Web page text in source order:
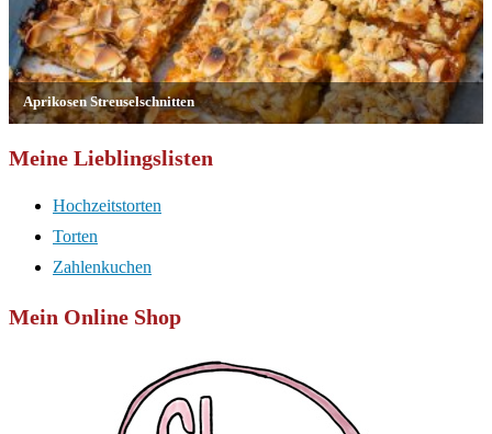
Meine Lieblingslisten
Hochzeitstorten
Torten
Zahlenkuchen
Mein Online Shop